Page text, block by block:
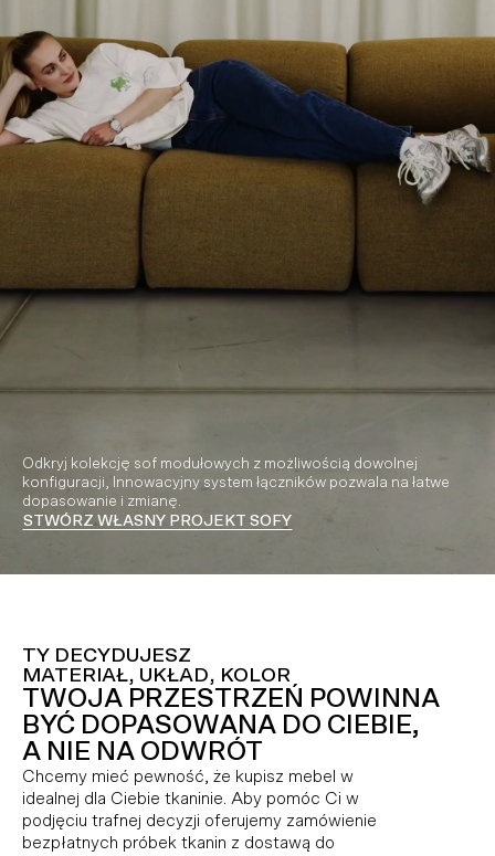
Odkryj kolekcję sof modułowych z możliwością dowolnej
konfiguracji, Innowacyjny system łączników pozwala na łatwe
dopasowanie i zmianę.
STWÓRZ WŁASNY PROJEKT SOFY
TY DECYDUJESZ
MATERIAŁ, UKŁAD, KOLOR
TWOJA PRZESTRZEŃ POWINNA
BYĆ DOPASOWANA DO CIEBIE,
A NIE NA ODWRÓT
Chcemy mieć pewność, że kupisz mebel w
idealnej dla Ciebie tkaninie. Aby pomóc Ci w
podjęciu trafnej decyzji oferujemy zamówienie
bezpłatnych próbek tkanin z dostawą do